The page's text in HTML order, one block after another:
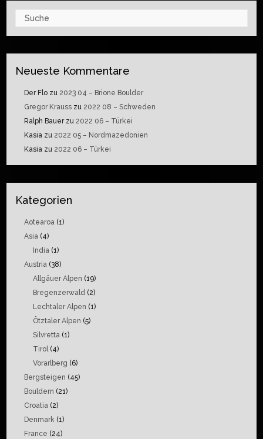
Suche
Neueste Kommentare
Der Flo zu 2023 04 – Brione Boulder
Gregor Krauss zu 2022 08 – Schweden
Ralph Bauerzu 2022 06 – Türkei
Kasia zu 2022 05 – Nordmazedonien
Kasia zu 2022 06 – Türkei
Kategorien
Aotearoa (1)
Asia (4)
India (1)
Austria (38)
Allgäuer Alpen (19)
Bregenzerwald (2)
Lechtaler Alpen (1)
Ötztaler Alpen (5)
Silvretta (1)
Tirol(4)
Vorarlberg (6)
Bergsteigen (45)
Bouldern (21)
Croatia (2)
Denmark (1)
France (24)